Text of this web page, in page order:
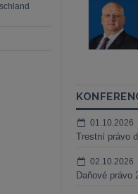
01.10.2026
Trestní právo
02.10.2026
Daňové právo